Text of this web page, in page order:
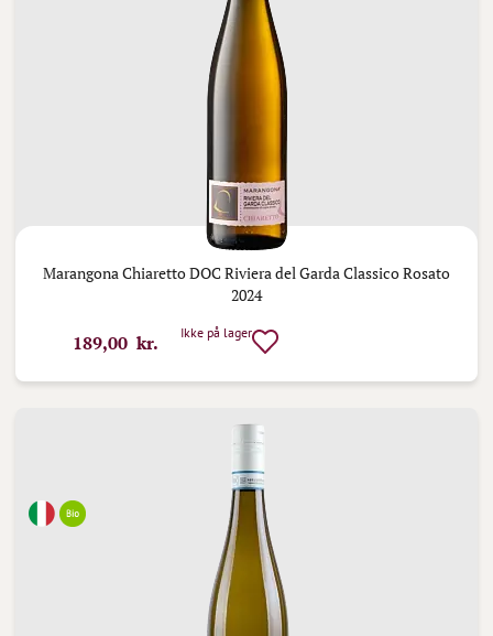
Marangona Chiaretto DOC Riviera del Garda Classico Rosato
2024
189,00 kr. Ikke på lager